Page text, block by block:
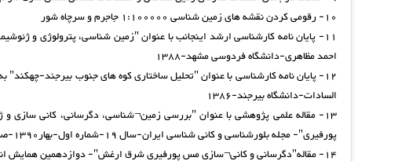
10- رقومی کردن نقشه های زمین شناسی 1:100000 جاجرم و سرچاه شور
11- پایان نامه کارشناسی ارشد اینجانب با عنوان "زمین شناسی، پترولوژی و
احمد مظاهری-دانشگاه فردوسی مشهد-1388
12- پایان نامه کارشناسی با عنوان "تحلیل ساختاری کوه های جنوب بیرجند-
السادات-دانشگاه بیرجند-1386
13- مقاله علمی پژوهشی با عنوان "بررسی زمین¬شناسی، دگرسانی، کانی
پورفیری"- مجله بلورشناسی و کانی شناسی ایران-سال 19-شماره اول-بهار1390-صص29-43
14- مقاله"دگرسانی و کانی¬سازی مس پورفیری شرق ارغش"- دوازدهمین همایش انجمن زمین شناسی ایران-شرکت ملی مناطق نفت خیز جنوب-اهواز